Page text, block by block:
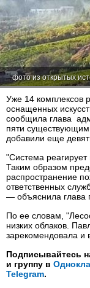
фото из открытых
Уже 14 комплексов
оснащенных
сообщила глава
пяти
добавили еще
"Система
Таким образом
распространение
ответственных
— объяснила глава
По ее словам,
низких облаков.
зарекомендовала и
Подписывайтесь
и группу в
Telegram.